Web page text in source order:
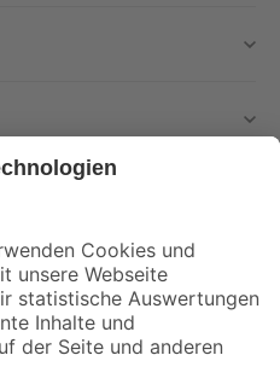
Aktionen mehr verpassen!